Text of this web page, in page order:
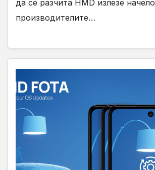
да се разчита HMD излезе
производителите…